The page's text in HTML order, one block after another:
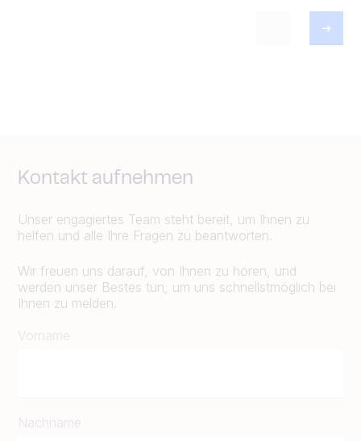
Kontakt aufnehmen
Unser engagiertes Team steht bereit, um Ihnen zu
helfen und alle Ihre Fragen zu beantworten.
Wir freuen uns darauf, von Ihnen zu hören, und
werden unser Bestes tun, um uns schnellstmöglich bei
Ihnen zu melden.
Vorname
Nachname